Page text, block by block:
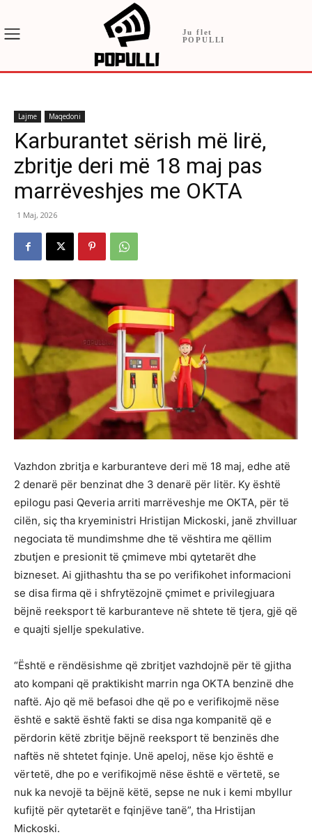
Ju flet
POPULLI
Lajme Maqedoni
Karburantet sërish më lirë,
zbritje deri më 18 maj pas
marrëveshjes me OKTA
1 Maj, 2026
Vazhdon zbritja e karburanteve deri më 18 maj, edhe atë
2 denarë për benzinat dhe 3 denarë për litër. Ky është
epilogu pasi Qeveria arriti marrëveshje me OKTA, për të
cilën, siç tha kryeministri Hristijan Mickoski, janë zhvilluar
negociata të mundimshme dhe të vështira me qëllim
zbutjen e presionit të çmimeve mbi qytetarët dhe
bizneset. Ai gjithashtu tha se po verifikohet informacioni
se disa firma që i shfrytëzojnë çmimet e privilegjuara
bëjnë reeksport të karburanteve në shtete të tjera, gjë që
e quajti sjellje spekulative.
“Është e rëndësishme që zbritjet vazhdojnë për të gjitha
ato kompani që praktikisht marrin nga OKTA benzinë dhe
naftë. Ajo që më befasoi dhe që po e verifikojmë nëse
është e saktë është fakti se disa nga kompanitë që e
përdorin këtë zbritje bëjnë reeksport të benzinës dhe
naftës në shtetet fqinje. Unë apeloj, nëse kjo është e
vërtetë, dhe po e verifikojmë nëse është e vërtetë, se
nuk ka nevojë ta bëjnë këtë, sepse ne nuk i kemi mbyllur
kufijtë për qytetarët e fqinjëve tanë”, tha Hristijan
Mickoski.